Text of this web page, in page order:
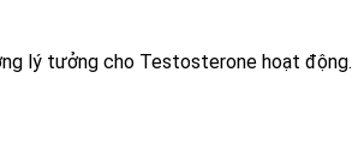
lý tưởng cho Testosterone hoạt động.